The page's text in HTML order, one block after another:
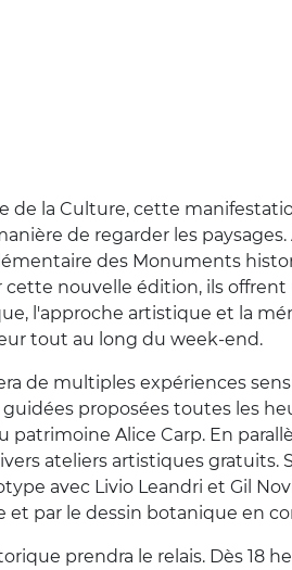
de la Culture, cette
de regarder les paysages.
des Monuments
cette nouvelle édition, ils
l'approche artistique et la
tout au long du week-end.
de multiples expériences
proposées toutes les
patrimoine Alice Carp. En
ateliers artistiques gratuits.
avec Livio Leandri et Gil
et par le dessin botanique en
prendra le relais. Dès 18